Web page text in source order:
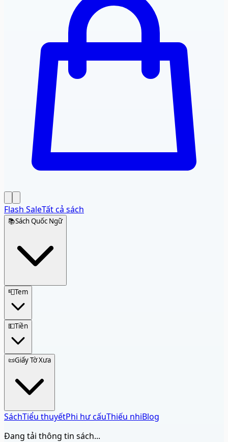
Flash SaleTất cả sách
📚Sách Quốc Ngữ
📮Tem
💵Tiền
📜Giấy Tờ Xưa
SáchTiểu thuyếtPhi hư cấuThiếu nhiBlog
Đang tải thông tin sách...